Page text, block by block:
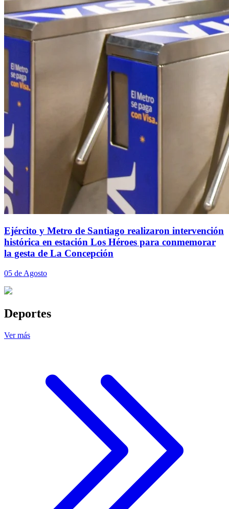
Ejército y Metro de Santiago realizaron intervención
histórica en estación Los Héroes para conmemorar
la gesta de La Concepción
05 de Agosto
Deportes
Ver más